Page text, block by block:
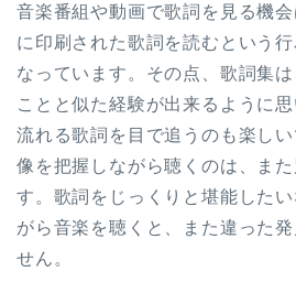
音楽番組や動画で歌詞を見る機
に印刷された歌詞を読むという行
なっています。その点、歌詞集
ことと似た経験が出来るように
流れる歌詞を目で追うのも楽し
像を把握しながら聴くのは、ま
す。歌詞をじっくりと堪能した
がら音楽を聴くと、また違った
せん。